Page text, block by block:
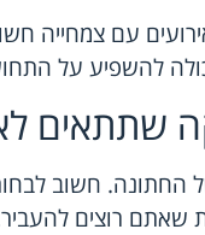
85% מהאורחים באירועים עם
להשפיע על
שתתאים
החתונה. חשוב
שאתם רוצים